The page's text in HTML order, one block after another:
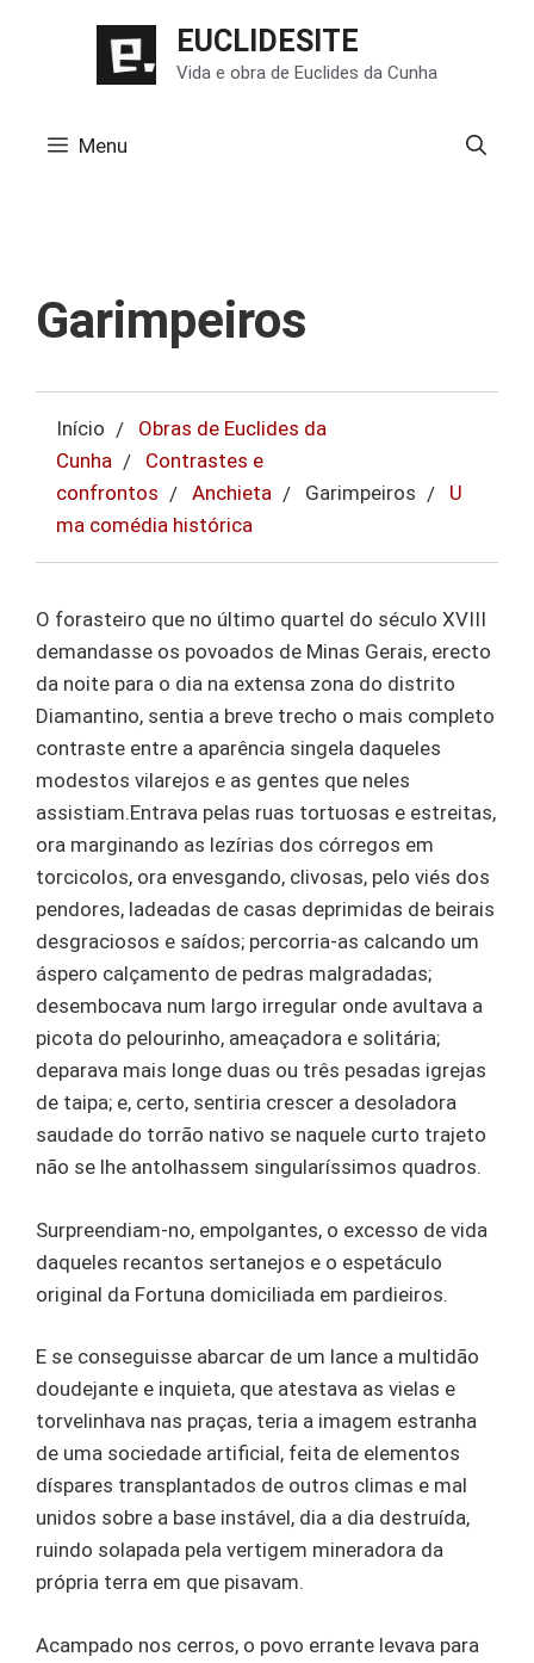
EUCLIDESITE
Vida e obra de Euclides da Cunha
Menu
Garimpeiros
Início
Obras de Euclides da
Cunha
Contrastes e
confrontos
Anchieta Garimpeiros
U
ma comédia histórica
O forasteiro que no último quartel do século XVIII
demandasse os povoados de Minas Gerais, erecto
da noite para o dia na extensa zona do distrito
Diamantino, sentia a breve trecho o mais completo
contraste entre a aparência singela daqueles
modestos vilarejos e as gentes que neles
assistiam.Entrava pelas ruas tortuosas e estreitas,
ora marginando as lezírias dos córregos em
torcicolos, ora envesgando, clivosas, pelo viés dos
pendores, ladeadas de casas deprimidas de beirais
desgraciosos e saídos; percorria-as calcando um
áspero calçamento de pedras malgradadas;
desembocava num largo irregular onde avultava a
picota do pelourinho, ameaçadora e solitária;
deparava mais longe duas ou três pesadas igrejas
de taipa; e, certo, sentiria crescer a desoladora
saudade do torrão nativo se naquele curto trajeto
não se lhe antolhassem singularíssimos quadros.
Surpreendiam-no, empolgantes, o excesso de vida
daqueles recantos sertanejos e o espetáculo
original da Fortuna domiciliada em pardieiros.
E se conseguisse abarcar de um lance a multidão
doudejante e inquieta, que atestava as vielas e
torvelinhava nas praças, teria a imagem estranha
de uma sociedade artificial, feita de elementos
díspares transplantados de outros climas e mal
unidos sobre a base instável, dia a dia destruída,
ruindo solapada pela vertigem mineradora da
própria terra em que pisavam.
Acampado nos cerros, o povo errante levava para